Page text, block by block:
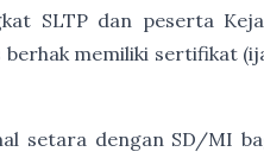
SLTP dan peserta
memiliki sertifikat
setara dengan SD/MI